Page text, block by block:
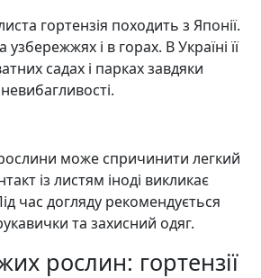
гортензія походить з Японії.
і в горах. В Україні її
садах і парках завдяки
може спричинити легкий
із листям іноді викликає
час догляду рекомендується
та захисний одяг.
рослин: гортензії